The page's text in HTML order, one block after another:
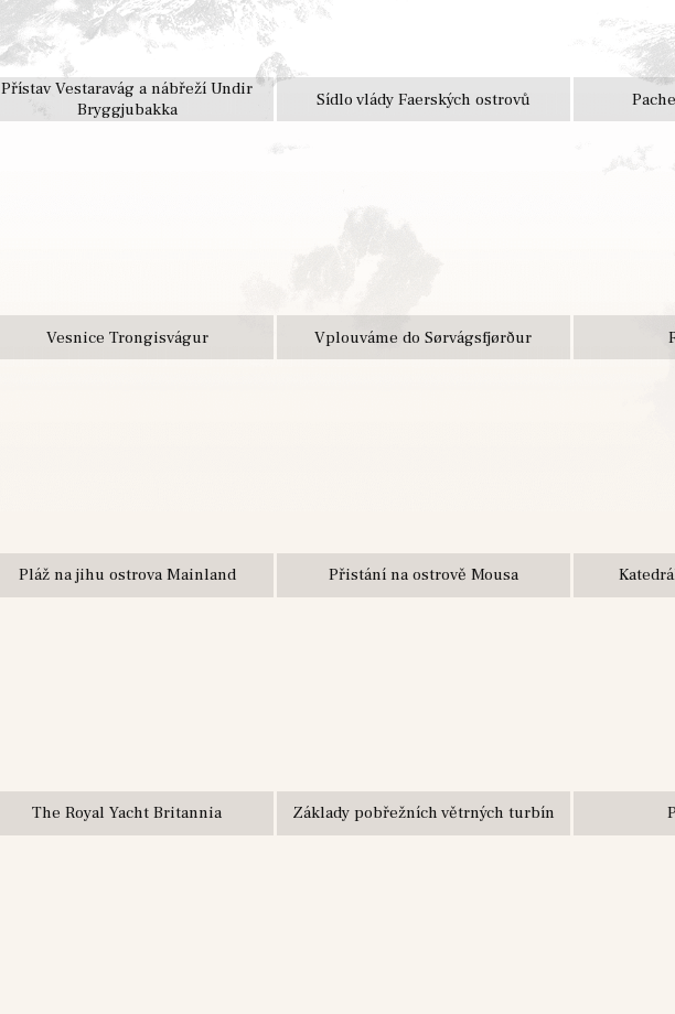
Přístav Vestaravág a nábřeží Undir
Bryggjubakka
Sídlo vlády Faerských ostrovů
Vesnice Trongisvágur Vplouváme do Sørvágsfjørður
Pláž na jihu ostrova Mainland Přistání na ostrově Mousa
The Royal Yacht Britannia Základy pobřežních větrných turbín